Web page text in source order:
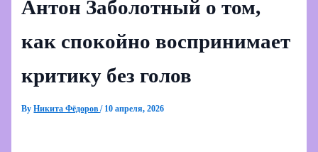
Антон Заболотный о том,
как спокойно воспринимает
критику без голов
ByНикита Фёдоров/ 10 апреля, 2026